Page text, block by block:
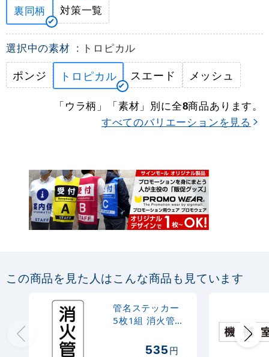
裏同柄 対策一覧
選択中の素材 : トロピカル
ポンジ トロピカル スエード メッシュ
「ウラ柄」「素材」別に全8商品あります。
すべてのバリエーションを見る
この商品を見た人はこんな商品も見ています
管名ステッカー
5枚1組 消火管
535円